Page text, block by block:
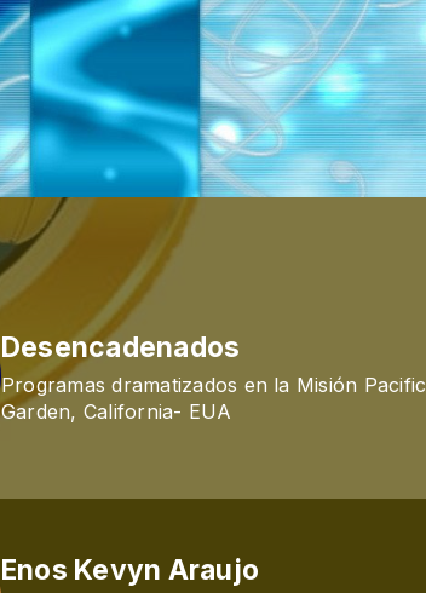
Desencadenados
Programas dramatizados en la Misión Pacific
Garden, California- EUA
Enos Kevyn Araujo